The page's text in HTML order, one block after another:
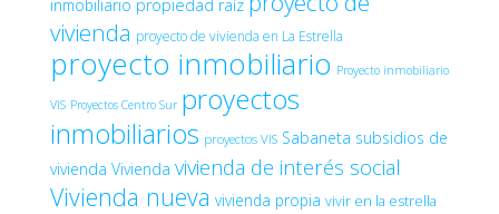
inmobiliario propiedad raíz
vivienda proyecto de vivienda en La Estrella
proyecto inmobiliario Proyecto inmobiliario
VIS Proyectos Centro Sur proyectos
inmobiliarios proyectos VIS Sabaneta subsidios de
vivienda Vivienda vivienda de interés social
Vivienda nueva vivienda propia vivir en la estrella